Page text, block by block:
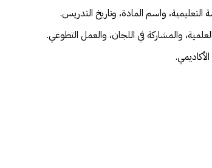
واسم المادة، وتاريخ التدريس.
والمشاركة في اللجان، والعمل التطوعي.